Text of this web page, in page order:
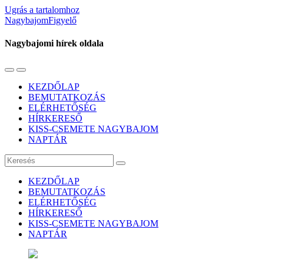
Ugrás a tartalomhoz
NagybajomFigyelő
Nagybajomi hírek oldala
Váltás
mobil
menüre
Használja
keresés
mezőt
KEZDŐLAP
BEMUTATKOZÁS
ELÉRHETŐSÉG
HÍRKERESŐ
KISS-CSEMETE NAGYBAJOM
NAPTÁR
Keresés
KEZDŐLAP
BEMUTATKOZÁS
ELÉRHETŐSÉG
HÍRKERESŐ
KISS-CSEMETE NAGYBAJOM
NAPTÁR